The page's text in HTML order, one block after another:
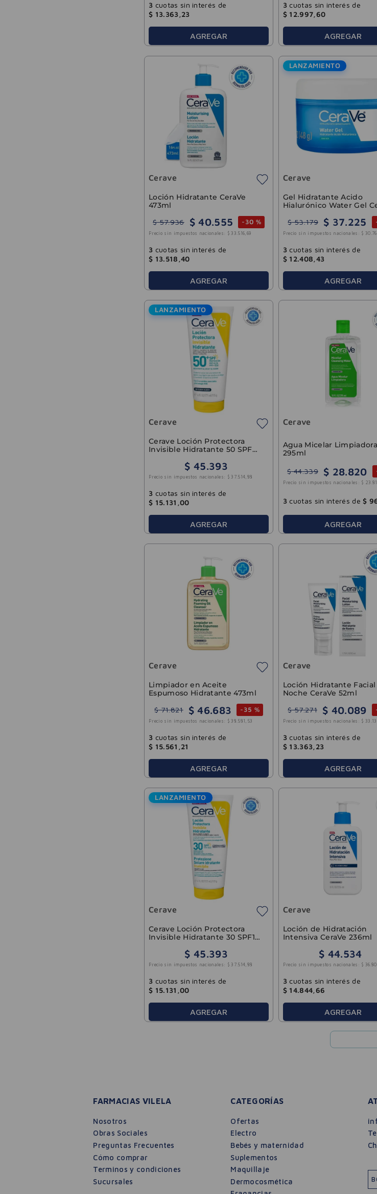
3 cuotas sin interés de
$ 13.363,23
AGREGAR
3 cuotas sin interés de
$ 12.997,60
AGREGAR
Cerave
Loción Hidratante CeraVe
473ml
$ 57.936 $ 40.555 - 30 %
Precio sin impuestos nacionales: $ 33 516 69
3 cuotas sin interés de
$ 13.518 40
AGREGAR
LANZAMIENTO
Cerave
Gel Hidratante Acido
Hialurónico Water Gel
$ 53.179 $ 37.225
Precio sin impuestos nacionales: $ 30
3 cuotas sin interés de
$ 12.408 43
AGREGAR
LANZAMIENTO
Cerave
Cerave Loción Protectora
Invisible Hidratante 50 SPF
$ 45.393
Precio sin impuestos nacionales: $ 37. 514 88
3 cuotas sin interés de
$ 15.131 00
AGREGAR
Cerave
Agua Micelar Limpiadora
295ml
$ 44.339 $ 28.820
Precio sin impuestos nacionales: $ 23 .
3 cuotas sin interés de $
AGREGAR
Cerave
Limpiador en Aceite
Espumoso Hidratante 473ml
$ 71.821 $ 46.683 - 35 %
Precio sin impuestos nacionales: $ 38 .581 , 53
3 cuotas sin interés de
$ 15.561 21
AGREGAR
Cerave
Loción Hidratante Facial
Noche CeraVe 52ml
$ 57.271 $ 40.089
Precio sin impuestos nacionales: $ 33 .
3 cuotas sin interés de
$ 13.363 23
AGREGAR
LANZAMIENTO
Cerave
Cerave Loción Protectora
Invisible Hidratante 30 SPF177
$ 45.393
Precio sin impuestos nacionales: $ 37.514, 88
3 cuotas sin interés de
$ 15.131 ,00
AGREGAR
Cerave
Loción de Hidratación
Intensiva CeraVe 236ml
$ 44.534
Precio sin impuestos nacionales: $ 36 .
3 cuotas sin interés de
$ 14.844,66
AGREGAR
FARMACIAS VILELA
Nosotros
Obras Sociales
Preguntas Frecuentes
Cómo comprar
Terminos y condiciones
Sucursales
CATEGORÍAS
Ofertas
Electro
Bebés y maternidad
Suplementos
Maquillaje
Dermocosmética